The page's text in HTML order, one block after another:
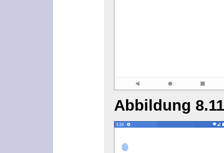
Abbildung 8.11